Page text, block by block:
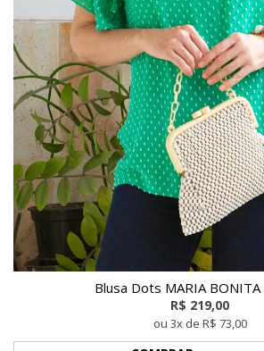
Blusa Dots MARIA BONITA
R$ 219,00
ou 3x de R$ 73,00